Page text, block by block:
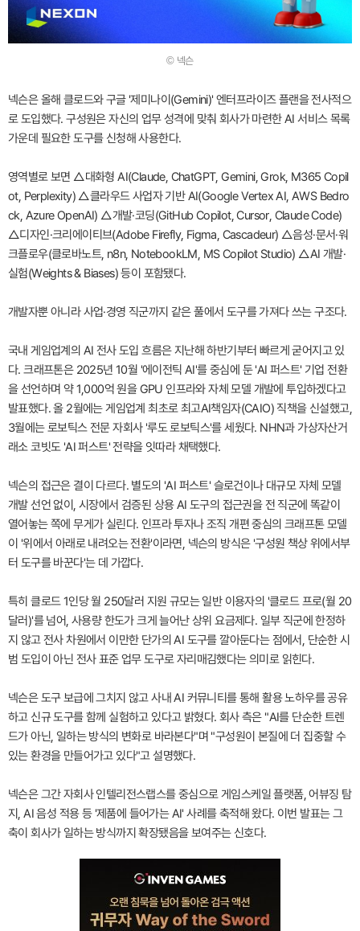
© 넥슨
넥슨은 올해 클로드와 구글 '제미나이(Gemini)' 엔터프라이즈 플랜을 전사적으
로 도입했다. 구성원은 자신의 업무 성격에 맞춰 회사가 마련한 AI 서비스 목록
가운데 필요한 도구를 신청해 사용한다.
영역별로 보면 △대화형 AI(Claude, ChatGPT, Gemini, Grok, M365 Copil
ot, Perplexity) △클라우드 사업자 기반 AI(Google Vertex AI, AWS Bedro
ck, Azure OpenAI) △개발·코딩(GitHub Copilot, Cursor, Claude Code)
△디자인·크리에이티브(Adobe Firefly, Figma, Cascadeur) △음성·문서·워
크플로우(클로바노트, n8n, NotebookLM, MS Copilot Studio) △AI 개발·
실험(Weights & Biases) 등이 포함됐다.
개발자뿐 아니라 사업·경영 직군까지 같은 풀에서 도구를 가져다 쓰는 구조다.
국내 게임업계의 AI 전사 도입 흐름은 지난해 하반기부터 빠르게 굳어지고 있
다. 크래프톤은 2025년 10월 '에이전틱 AI'를 중심에 둔 'AI 퍼스트' 기업 전환
을 선언하며 약 1,000억 원을 GPU 인프라와 자체 모델 개발에 투입하겠다고
발표했다. 올 2월에는 게임업계 최초로 최고AI책임자(CAIO) 직책을 신설했고,
3월에는 로보틱스 전문 자회사 '루도 로보틱스'를 세웠다. NHN과 가상자산거
래소 코빗도 'AI 퍼스트' 전략을 잇따라 채택했다.
넥슨의 접근은 결이 다르다. 별도의 'AI 퍼스트' 슬로건이나 대규모 자체 모델
개발 선언 없이, 시장에서 검증된 상용 AI 도구의 접근권을 전 직군에 똑같이
열어놓는 쪽에 무게가 실린다. 인프라 투자나 조직 개편 중심의 크래프톤 모델
이 '위에서 아래로 내려오는 전환'이라면, 넥슨의 방식은 '구성원 책상 위에서부
터 도구를 바꾼다'는 데 가깝다.
특히 클로드 1인당 월 250달러 지원 규모는 일반 이용자의 '클로드 프로(월 20
달러)'를 넘어, 사용량 한도가 크게 늘어난 상위 요금제다. 일부 직군에 한정하
지 않고 전사 차원에서 이만한 단가의 AI 도구를 깔아둔다는 점에서, 단순한 시
범 도입이 아닌 전사 표준 업무 도구로 자리매김했다는 의미로 읽힌다.
넥슨은 도구 보급에 그치지 않고 사내 AI 커뮤니티를 통해 활용 노하우를 공유
하고 신규 도구를 함께 실험하고 있다고 밝혔다. 회사 측은 "AI를 단순한 트렌
드가 아닌, 일하는 방식의 변화로 바라본다"며 "구성원이 본질에 더 집중할 수
있는 환경을 만들어가고 있다"고 설명했다.
넥슨은 그간 자회사 인텔리전스랩스를 중심으로 게임스케일 플랫폼, 어뷰징 탐
지, AI 음성 적용 등 '제품에 들어가는 AI' 사례를 축적해 왔다. 이번 발표는 그
축이 회사가 일하는 방식까지 확장됐음을 보여주는 신호다.